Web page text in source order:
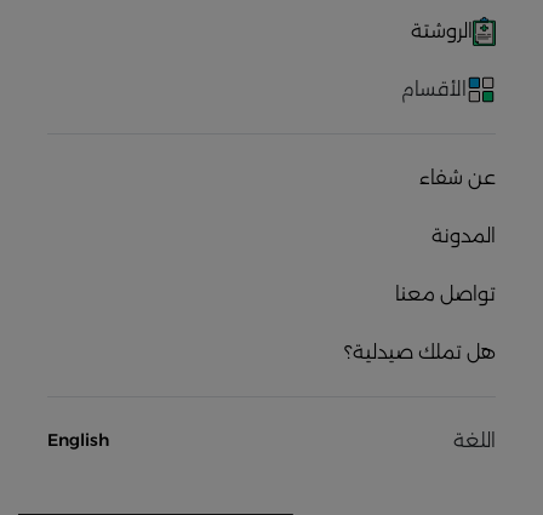
الروشتة
الأقسام
عن شفاء
المدونة
تواصل معنا
هل تملك صيدلية؟
اللغة English